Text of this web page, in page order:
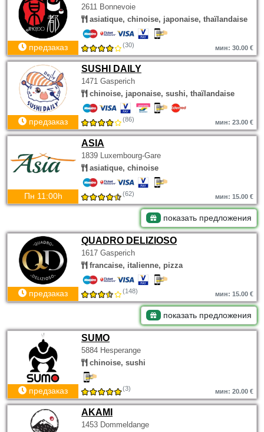
2611 Bonnevoie
asiatique, chinoise, japonaise, thaïlandaise
предзаказ (30) мин: 30.00 €
SUSHI DAILY
1471 Gasperich
chinoise, japonaise, sushi, thaïlandaise
предзаказ (86) мин: 23.00 €
ASIA
1839 Luxembourg-Gare
asiatique, chinoise
Пн 11:00h (62) мин: 15.00 €
показать предложения
QUADRO DELIZIOSO
1617 Gasperich
francaise, italienne, pizza
предзаказ (148) мин: 15.00 €
показать предложения
SUMO
5884 Hesperange
chinoise, sushi
предзаказ (3) мин: 20.00 €
AKAMI
1453 Dommeldange